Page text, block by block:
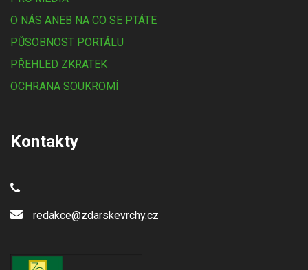
O NÁS ANEB NA CO SE PTÁTE
PŮSOBNOST PORTÁLU
PŘEHLED ZKRATEK
OCHRANA SOUKROMÍ
Kontakty
redakce@zdarskevrchy.cz